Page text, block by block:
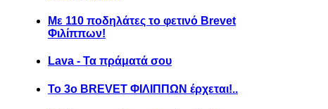
Με 110 ποδηλάτες το φετινό Brevet
Φιλίππων!
Lava - Τα πράματά σου
Το 3ο BREVET ΦΙΛΙΠΠΩΝ έρχεται!..